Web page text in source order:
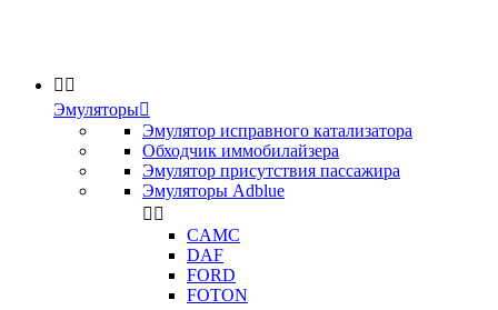
 
Эмуляторы
Эмулятор исправного катализатора
Обходчик иммобилайзера
Эмулятор присутствия пассажира
Эмуляторы Adblue
 
CAMC
DAF
FORD
FOTON